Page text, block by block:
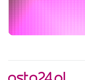
Informacje
18:45
Na szczęście piątek
19:00
20:00